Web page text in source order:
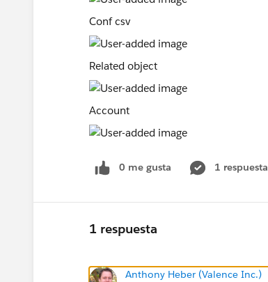
Conf csv
Related object
Account
0 me gusta 1 respuesta
1 respuesta
Anthony Heber (Valence Inc.)